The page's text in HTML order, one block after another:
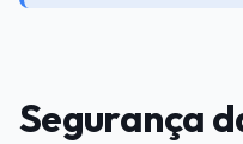
Segurança